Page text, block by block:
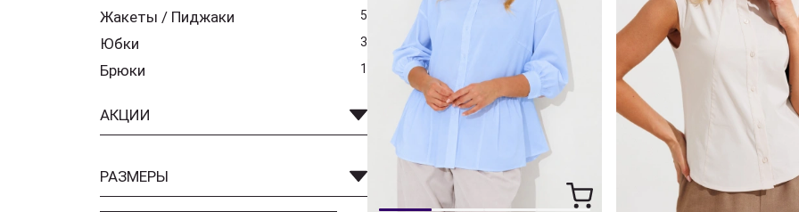
Жакеты / Пиджаки 5
Юбки 3
Брюки 1
АКЦИИ
РАЗМЕРЫ